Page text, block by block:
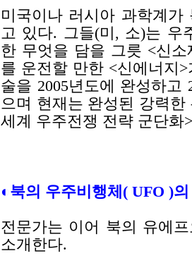
미국이나 러시아 과학계
고 있다. 그들(미, 소)는 우
한 무엇을 담을 그릇 <신
를 운전할 만한 <신에너지
술을 2005년도에 완성하고
으며 현재는 완성된 강력
세계 우주전쟁 전략 군단화
◐북의 우주비행체( UFO )
전문가는 이어 북의 유에
소개한다.